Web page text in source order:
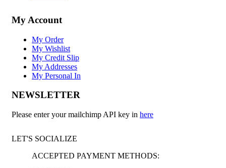
My Account
My Order
My Wishlist
My Credit Slip
My Addresses
My Personal In
NEWSLETTER
Please enter your mailchimp API key in here
LET'S SOCIALIZE
ACCEPTED PAYMENT METHODS: